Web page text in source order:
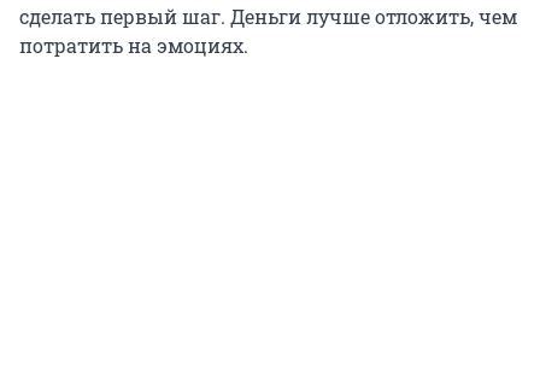
сделать первый шаг. Деньги лучше отложить, чем
потратить на эмоциях.